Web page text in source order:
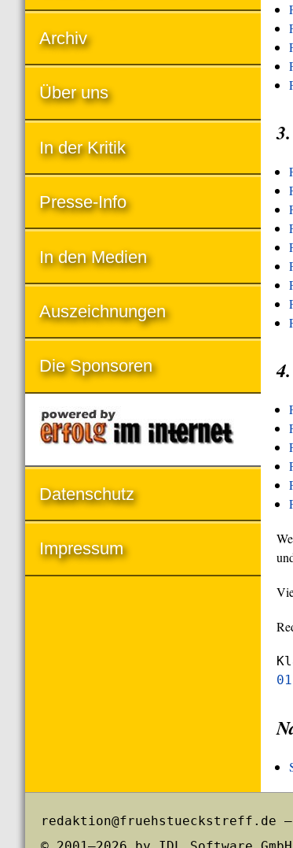
Archiv
Über uns
In der Kritik
Presse-Info
In den Medien
Auszeichnungen
Die Sponsoren
Datenschutz
Impressum